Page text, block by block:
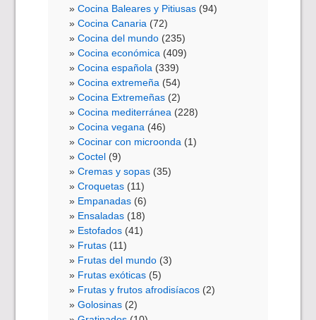
Cocina Baleares y Pitiusas (94)
Cocina Canaria (72)
Cocina del mundo (235)
Cocina económica (409)
Cocina española (339)
Cocina extremeña (54)
Cocina Extremeñas (2)
Cocina mediterránea (228)
Cocina vegana (46)
Cocinar con microonda (1)
Coctel (9)
Cremas y sopas (35)
Croquetas (11)
Empanadas (6)
Ensaladas (18)
Estofados (41)
Frutas (11)
Frutas del mundo (3)
Frutas exóticas (5)
Frutas y frutos afrodisíacos (2)
Golosinas (2)